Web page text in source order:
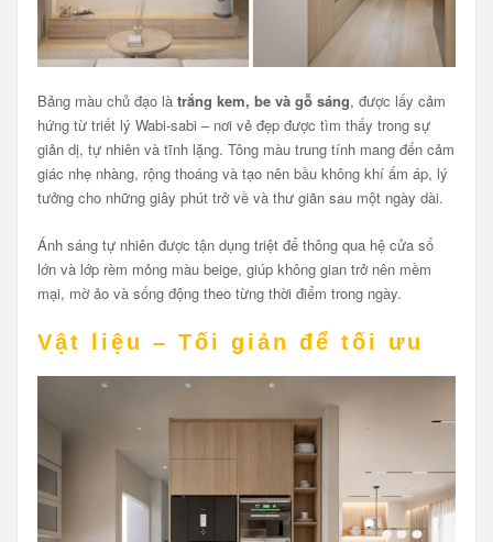
Bảng màu chủ đạo là trắng kem, be và gỗ sáng, được lấy cảm
hứng từ triết lý Wabi-sabi – nơi vẻ đẹp được tìm thấy trong sự
giản dị, tự nhiên và tĩnh lặng. Tông màu trung tính mang đến cảm
giác nhẹ nhàng, rộng thoáng và tạo nên bầu không khí ấm áp, lý
tưởng cho những giây phút trở về và thư giãn sau một ngày dài.
Ánh sáng tự nhiên được tận dụng triệt để thông qua hệ cửa sổ
lớn và lớp rèm mỏng màu beige, giúp không gian trở nên mềm
mại, mờ ảo và sống động theo từng thời điểm trong ngày.
Vật liệu – Tối giản để tối ưu